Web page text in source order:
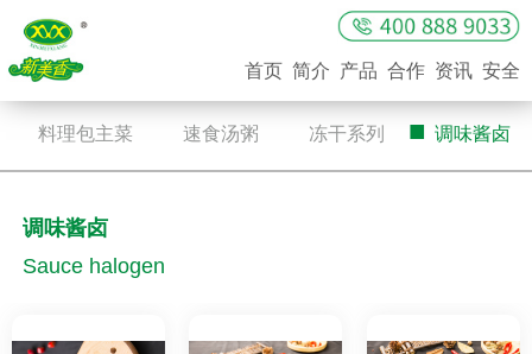
首页 简介 产品 合作 资讯 安全
料理包主菜 速食汤粥 冻干系列 ■ 调味酱卤
调味酱卤
Sauce halogen